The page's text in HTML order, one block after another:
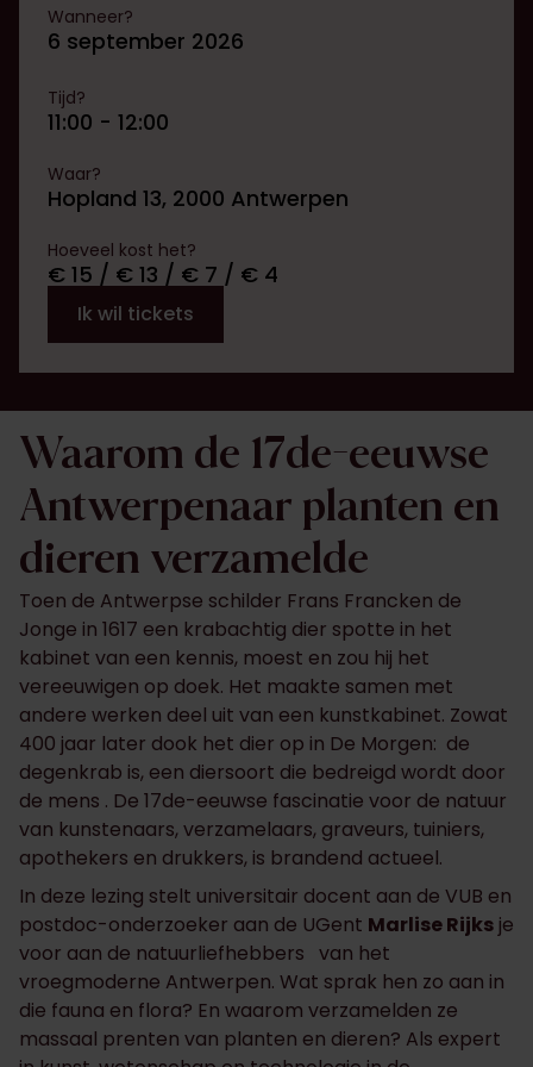
Wanneer?
6 september 2026
Tijd?
11:00 - 12:00
Waar?
Hopland 13, 2000 Antwerpen
Hoeveel kost het?
€ 15 / € 13 / € 7 / € 4
Ik wil tickets
Waarom de 17de-eeuwse
Antwerpenaar planten en
dieren verzamelde
Toen de Antwerpse schilder Frans Francken de
Jonge in 1617 een krabachtig dier spotte in het
kabinet van een kennis, moest en zou hij het
vereeuwigen op doek. Het maakte samen met
andere werken deel uit van een kunstkabinet. Zowat
400 jaar later dook het dier op in De Morgen: de
degenkrab is, een diersoort die bedreigd wordt door
de mens . De 17de-eeuwse fascinatie voor de natuur
van kunstenaars, verzamelaars, graveurs, tuiniers,
apothekers en drukkers, is brandend actueel.
In deze lezing stelt universitair docent aan de VUB en
postdoc-onderzoeker aan de UGent Marlise Rijks je
voor aan de natuurliefhebbers van het
vroegmoderne Antwerpen. Wat sprak hen zo aan in
die fauna en flora? En waarom verzamelden ze
massaal prenten van planten en dieren? Als expert